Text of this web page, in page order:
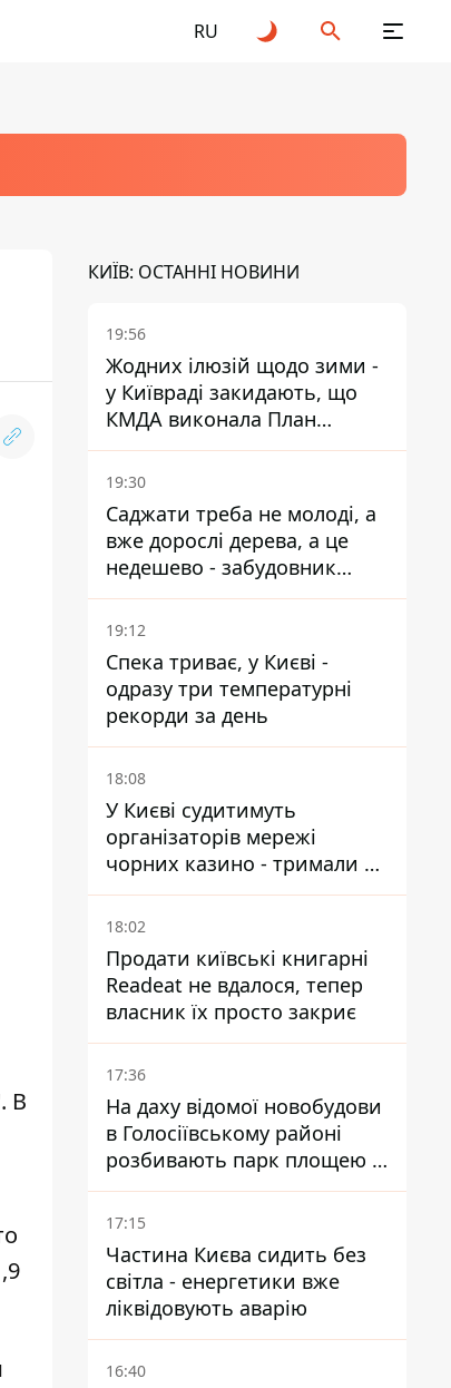
RU
В
КИЇВ: ОСТАННІ НОВИНИ
19:56
Жодних ілюзій щодо зими -
у Київраді закидають, що
КМДА виконала План
стійкості на 20%
19:30
Саджати треба не молоді, а
вже дорослі дерева, а це
недешево - забудовник
Ніконов
19:12
Спека триває, у Києві -
одразу три температурні
рекорди за день
18:08
У Києві судитимуть
організаторів мережі
чорних казино - тримали 39
закладів
18:02
Продати київські книгарні
Readeat не вдалося, тепер
власник їх просто закриє
17:36
На даху відомої новобудови
в Голосіївському районі
розбивають парк площею в
гектар
17:15
Частина Києва сидить без
світла - енергетики вже
ліквідовують аварію
16:40